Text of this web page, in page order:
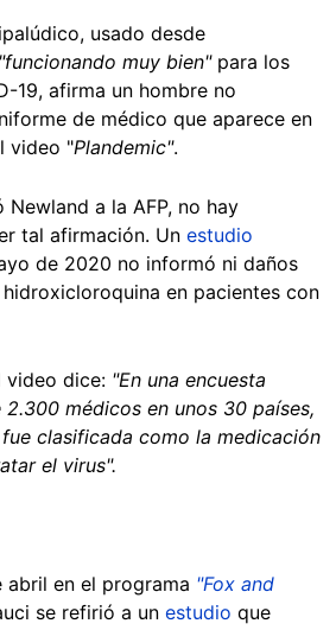
usado desde
"funcionando muy bien" para los
19, afirma un hombre no
de médico que aparece en
video "Plandemic".
Newland a la AFP, no hay
tal afirmación. Un estudio
de 2020 no informó ni daños
en pacientes con
video dice: "En una encuesta
médicos en unos 30 países,
clasificada como la medicación
el virus".
abril en el programa "Fox and
se refirió a un estudio que